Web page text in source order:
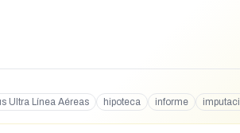
Ultra Línea Aéreas hipoteca informe